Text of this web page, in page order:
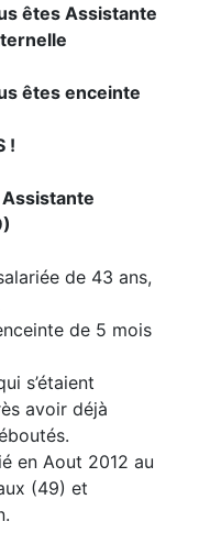
êtes Assistante
êtes enceinte
!
de 43 ans,
de 5 mois
s’étaient
avoir déjà
en Aout 2012 au
(49) et